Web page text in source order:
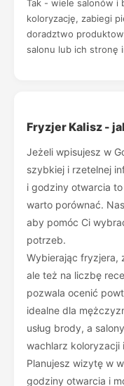
Tak - wiele salonów i
koloryzację, zabiegi
doradztwo
salonu lub ich stronę
Fryzjer Kalisz -
Jeżeli wpisujesz w
szybkiej i rzetelnej
i godziny otwarcia
warto porównać.
aby pomóc Ci
potrzeb.
Wybierając fryzjera,
ale też na liczbę
pozwala ocenić
idealne dla
usług brody, a
wachlarz koloryzacji
Planujesz wizytę w
godziny otwarcia i